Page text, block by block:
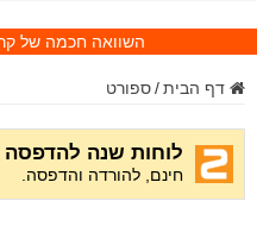
השוואה חכמה של
דף הבית / ספורט